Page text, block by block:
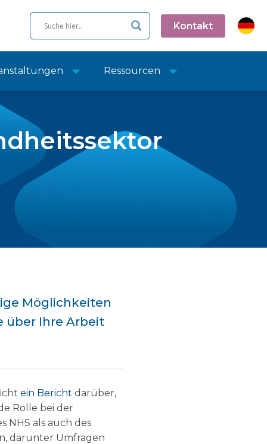
Kontakt
Ressourcen
Möglichkeiten
über Ihre Arbeit
ein Bericht darüber,
Rolle bei der
als auch des
darunter Umfragen